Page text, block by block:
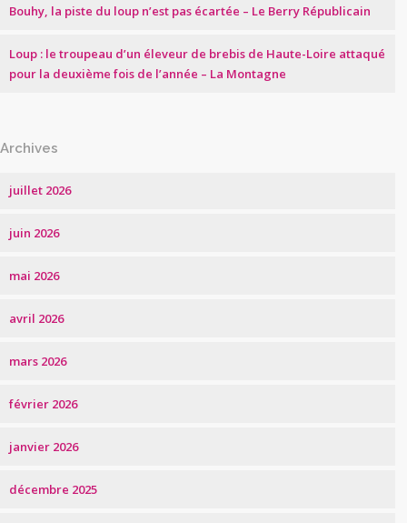
Bouhy, la piste du loup n’est pas écartée – Le Berry Républicain
Loup : le troupeau d’un éleveur de brebis de Haute-Loire attaqué
pour la deuxième fois de l’année – La Montagne
Archives
juillet 2026
juin 2026
mai 2026
avril 2026
mars 2026
février 2026
janvier 2026
décembre 2025